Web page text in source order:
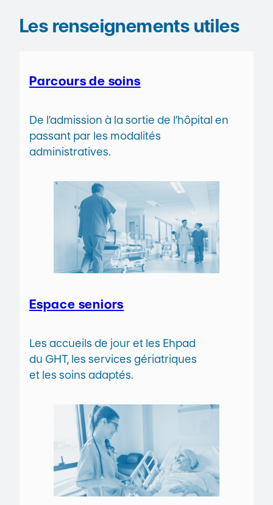
Les renseignements utiles
Parcours de soins
De l’admission à la sortie de l’hôpital en
passant par les modalités
administratives.
Espace seniors
Les accueils de jour et les Ehpad
du GHT, les services gériatriques
et les soins adaptés.